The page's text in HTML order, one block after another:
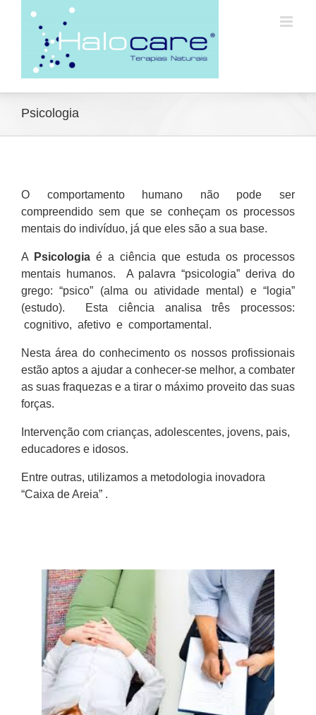
Psicologia
O comportamento humano não pode ser
compreendido sem que se conheçam os processos
mentais do indivíduo, já que eles são a sua base.
A Psicologia é a ciência que estuda os processos
mentais humanos. A palavra “psicologia” deriva do
grego: “psico” (alma ou atividade mental) e “logia”
(estudo). Esta ciência analisa três processos:
cognitivo, afetivo e comportamental.
Nesta área do conhecimento os nossos profissionais
estão aptos a ajudar a conhecer-se melhor, a combater
as suas fraquezas e a tirar o máximo proveito das suas
forças.
Intervenção com crianças, adolescentes, jovens, pais,
educadores e idosos.
Entre outras, utilizamos a metodologia inovadora
“Caixa de Areia” .